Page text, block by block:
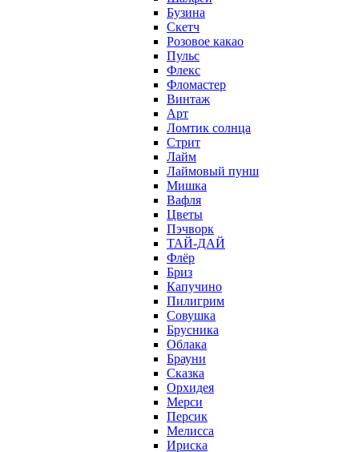
Бузина
Скетч
Розовое какао
Пульс
Флекс
Фломастер
Винтаж
Арт
Ломтик солнца
Стрит
Лайм
Лаймовый пунш
Мишка
Вафля
Цветы
Пэчворк
ТАЙ-ДАЙ
Флёр
Бриз
Капучино
Пилигрим
Совушка
Брусника
Облака
Брауни
Сказка
Орхидея
Мерси
Персик
Мелисса
Ириска